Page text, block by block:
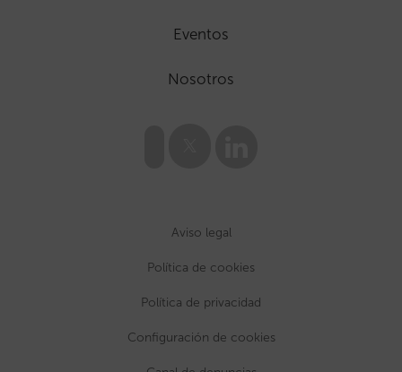
Eventos
Nosotros
Aviso legal
Política de cookies
Política de privacidad
Configuración de cookies